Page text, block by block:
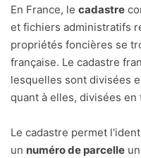
En France, le cadastre
et fichiers administratifs
propriétés foncières se
française. Le cadastre
lesquelles sont divisées
quant à elles, divisées en
Le cadastre permet
un numéro de parcelle